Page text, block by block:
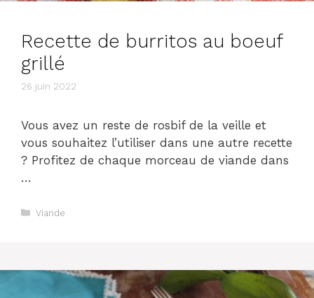
Recette de burritos au boeuf
grillé
26 juin 2022
Vous avez un reste de rosbif de la veille et
vous souhaitez l’utiliser dans une autre recette
? Profitez de chaque morceau de viande dans
…
Catégories
Viande